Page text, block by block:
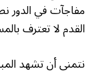
مفاجآت في الدور
القدم لا تعترف
نتمنى أن تشهد